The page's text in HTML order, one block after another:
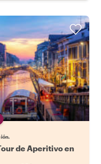
de Aperitivo en